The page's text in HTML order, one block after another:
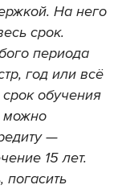
На него
срок.
периода
год или всё
обучения
можно
—
15 лет.
погасить